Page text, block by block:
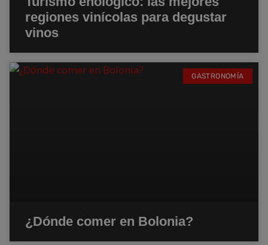
regiones vinícolas para degustar
vinos
GASTRONOMÍA
¿Dónde comer en Bolonia?